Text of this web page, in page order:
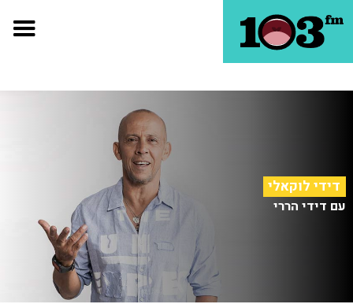
דידי לוקאלי
עם דידי הררי